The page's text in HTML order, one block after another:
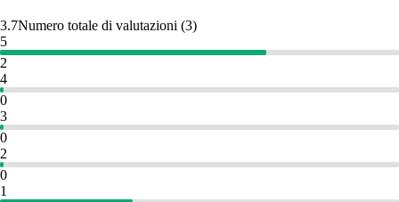
3.7Numero totale di valutazioni (3)
5
2
4
0
3
0
2
0
1